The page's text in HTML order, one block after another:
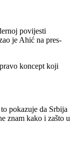
povijesti
je Ahić na pres-
koncept koji
pokazuje da Srbija
znam kako i zašto u